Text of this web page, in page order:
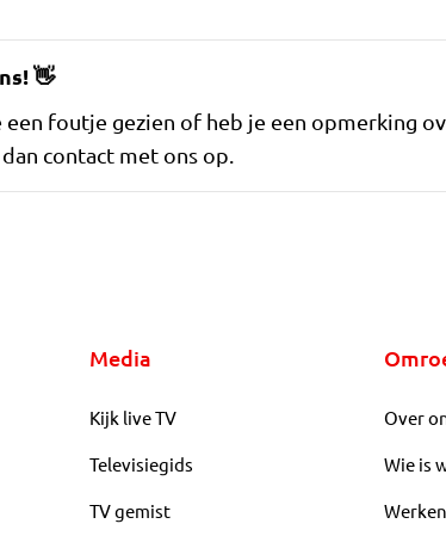
👋
een foutje gezien of heb je een opmerking
contact met ons op.
Media
Kijk live TV
Televisiegids
TV gemist
Over
Wie is